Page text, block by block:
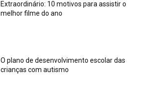
Extraordinário: 10 motivos para assistir o
melhor filme do ano
O plano de desenvolvimento escolar das
crianças com autismo